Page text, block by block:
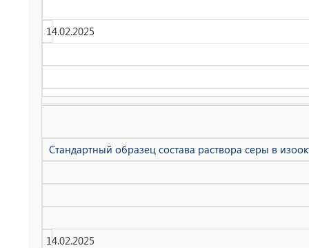
14.02.2025
Стандартный образец состава раствора серы в
14.02.2025